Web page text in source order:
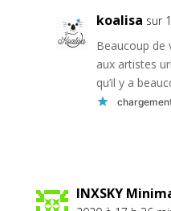
koalisa sur
Beaucoup de
aux artistes
qu’il y a
INXSKY